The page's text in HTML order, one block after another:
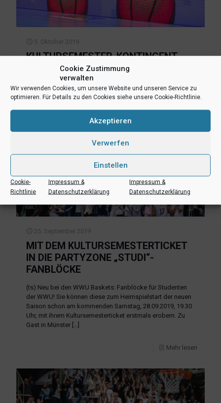
Cookie Zustimmung
verwalten
Wir verwenden Cookies, um unsere Website und unseren Service zu
optimieren. Für Details zu den Cookies siehe unsere Cookie-Richtlinie.
Akzeptieren
Verwerfen
Einstellen
Cookie-
Richtlinie
Impressum &
Datenschutzerklärung
Impressum &
Datenschutzerklärung
5. Oktober 2019
KULTURSEMESTER-KONTINGENT
HEIMSPIEL 12.10.2019 FÜR WWU-
STUDENTEN FREIGEGEBEN
25. September 2019
MIT DEM KULTURSEMESTERTICKET
IN DIE PARTYZONE „STUDI“-
FANBLÖCKE
(ts) Neu bei den WWU Baskets: Fanblöcke für Studenten
der WWU! Sie können diese zum Heimspielstart der neuen
Saison schon am kommenden Samstag, 28.09.2019, 19.30
Uhr, mit ihrem Kultursemesterticket erstmals erobern. Zu
Gast in Münster […]
Mehr lesen